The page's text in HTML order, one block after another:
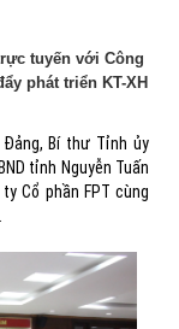
tuyến với Công
phát triển KT-XH
Bí thư Tỉnh ủy
tỉnh Nguyễn Tuấn
Cổ phần FPT cùng